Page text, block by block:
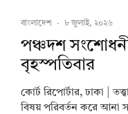
বাংলাদেশ · ৮ জুলাই, ২০২৬
পঞ্চদশ
বৃহস্পতিবার
কোর্ট রিপোর্টার, ঢাকা |
বিষয় পরিবর্তন করে আনা